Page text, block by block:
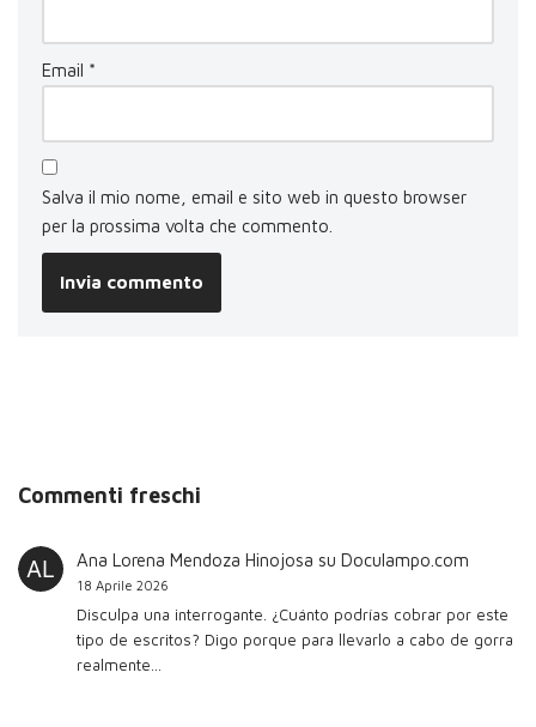
Email *
Salva il mio nome, email e sito web in questo browser
per la prossima volta che commento.
Commenti freschi
Ana Lorena Mendoza Hinojosa su Doculampo.com
18 Aprile 2026
Disculpa una interrogante. ¿Cuánto podrías cobrar por este
tipo de escritos? Digo porque para llevarlo a cabo de gorra
realmente…